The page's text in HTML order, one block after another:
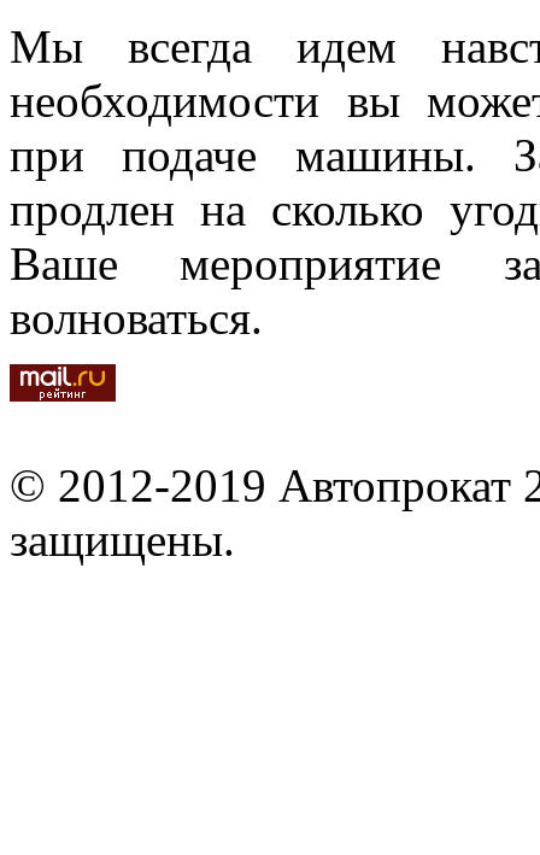
Мы всегда идем
необходимости вы
при подаче машины.
продлен на сколько
Ваше мероприятие
волноваться.
© 2012-2019 Автопрокат
защищены.